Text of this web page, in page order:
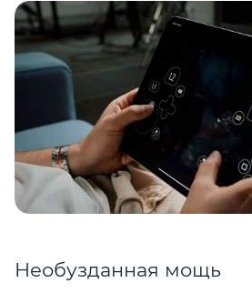
Необузданная мощь